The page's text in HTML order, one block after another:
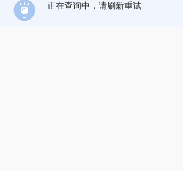
正在查询中，请刷新重试